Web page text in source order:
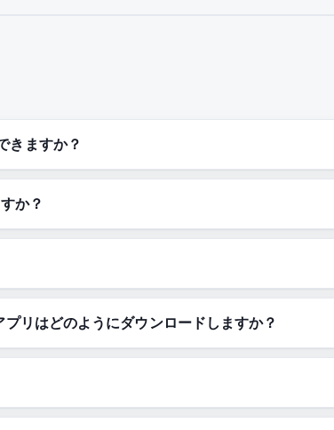
きますか？
か？
リはどのようにダウンロードしますか？